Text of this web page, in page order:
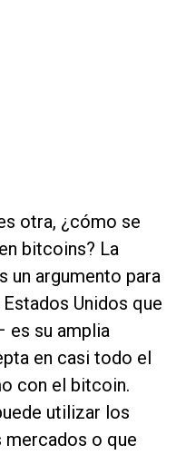
otra, ¿cómo se
bitcoins? La
un argumento para
Unidos que
es su amplia
en casi todo el
con el bitcoin.
utilizar los
mercados o que